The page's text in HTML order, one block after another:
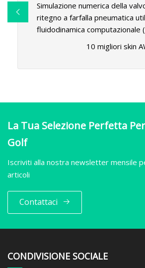
Simulazione numerica della
ritegno a farfalla pneumatica
fluidodinamica computazionale
10 migliori skin
La Tua Selezione Perfetta
Golf
Iscriviti alla nostra newsletter mensile
articoli
Contattaci
CONDIVISIONE SOCIALE